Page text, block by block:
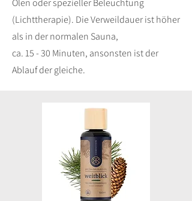
(Lichttherapie). Die Verweildauer ist höher
als in der normalen Sauna,
ca. 15 - 30 Minuten, ansonsten ist der
Ablauf der gleiche.